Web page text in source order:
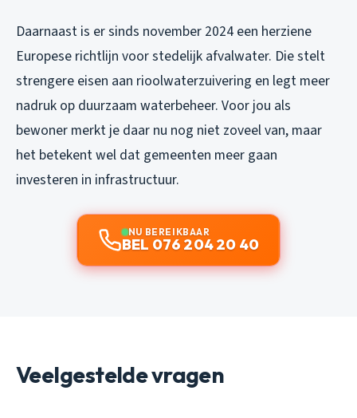
Daarnaast is er sinds november 2024 een herziene
Europese richtlijn voor stedelijk afvalwater. Die stelt
strengere eisen aan rioolwaterzuivering en legt meer
nadruk op duurzaam waterbeheer. Voor jou als
bewoner merkt je daar nu nog niet zoveel van, maar
het betekent wel dat gemeenten meer gaan
investeren in infrastructuur.
NU BEREIKBAAR
BEL 076 204 20 40
Veelgestelde vragen